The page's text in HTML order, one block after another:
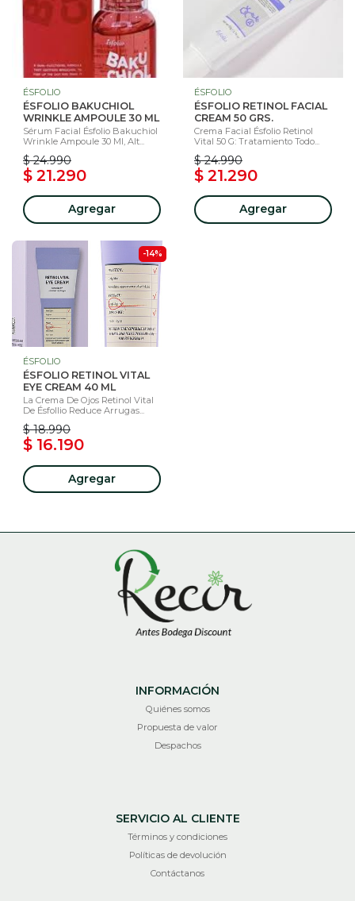
ÉSFOLIO
ÉSFOLIO BAKUCHIOL
WRINKLE AMPOULE 30 ML
Sérum Facial Ésfolio Bakuchiol
Wrinkle Ampoule 30 Ml, Alt...
$ 24.990
$ 21.290
Agregar
ÉSFOLIO
ÉSFOLIO RETINOL FACIAL
CREAM 50 GRS.
Crema Facial Ésfolio Retinol
Vital 50 G: Tratamiento Todo...
$ 24.990
$ 21.290
Agregar
-14%
ÉSFOLIO
ÉSFOLIO RETINOL VITAL
EYE CREAM 40 ML
La Crema De Ojos Retinol Vital
De Ésfollio Reduce Arrugas...
$ 18.990
$ 16.190
Agregar
INFORMACIÓN
Quiénes somos
Propuesta de valor
Despachos
SERVICIO AL CLIENTE
Términos y condiciones
Políticas de devolución
Contáctanos